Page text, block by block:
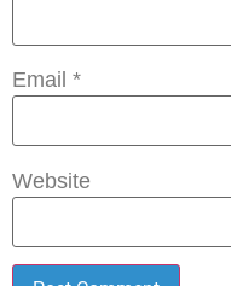
Email *
Website